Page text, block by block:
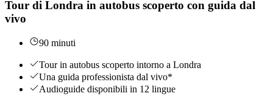
Tour di Londra in autobus scoperto con guida dal
vivo
90 minuti
Tour in autobus scoperto intorno a Londra
Una guida professionista dal vivo*
Audioguide disponibili in 12 lingue